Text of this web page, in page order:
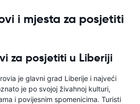
i mjesta za posjetiti
za posjetiti u Liberiji
je glavni grad Liberije i najveći
je po svojoj živahnoj kulturi,
i povijesnim spomenicima. Turisti